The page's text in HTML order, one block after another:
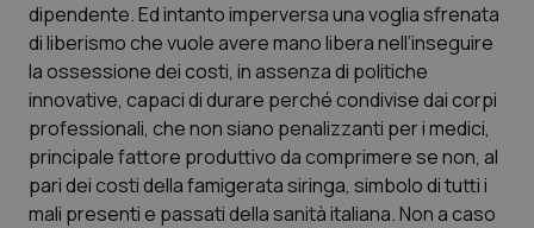
Professionisti Sanitari.AI
Abruzzo
Basilicata
Calabria
QS Pro Gold
Artrite & artrosi
Asma & BPCO
QS Club Newsletter
dipendente. Ed intanto imperversa una voglia sfrenata
di liberismo che vuole avere mano libera nell’inseguire
la ossessione dei costi, in assenza di politiche
innovative, capaci di durare perché condivise dai corpi
professionali, che non siano penalizzanti per i medici,
principale fattore produttivo da comprimere se non, al
pari dei costi della famigerata siringa, simbolo di tutti i
mali presenti e passati della sanità italiana. Non a caso